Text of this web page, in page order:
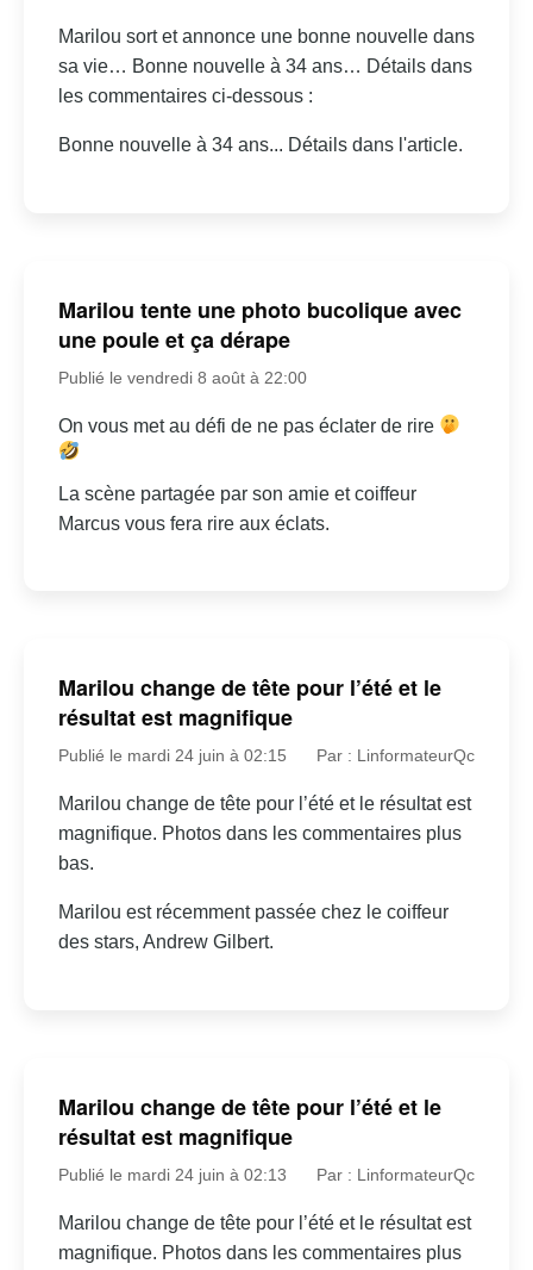
Marilou sort et annonce une bonne nouvelle dans
sa vie… Bonne nouvelle à 34 ans… Détails dans
les commentaires ci-dessous :
Bonne nouvelle à 34 ans... Détails dans l'article.
Marilou tente une photo bucolique avec
une poule et ça dérape
Publié le vendredi 8 août à 22:00
On vous met au défi de ne pas éclater de rire
La scène partagée par son amie et coiffeur
Marcus vous fera rire aux éclats.
Marilou change de tête pour l’été et le
résultat est magnifique
Publié le mardi 24 juin à 02:15 Par : LinformateurQc
Marilou change de tête pour l’été et le résultat est
magnifique. Photos dans les commentaires plus
bas.
Marilou est récemment passée chez le coiffeur
des stars, Andrew Gilbert.
Marilou change de tête pour l’été et le
résultat est magnifique
Publié le mardi 24 juin à 02:13 Par : LinformateurQc
Marilou change de tête pour l’été et le résultat est
magnifique. Photos dans les commentaires plus